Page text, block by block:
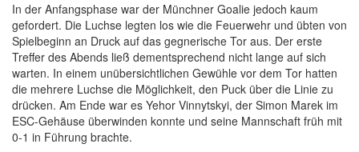
In der Anfangsphase war der Münchner Goalie jedoch kaum
gefordert. Die Luchse legten los wie die Feuerwehr und übten von
Spielbeginn an Druck auf das gegnerische Tor aus. Der erste
Treffer des Abends ließ dementsprechend nicht lange auf sich
warten. In einem unübersichtlichen Gewühle vor dem Tor hatten
die mehrere Luchse die Möglichkeit, den Puck über die Linie zu
drücken. Am Ende war es Yehor Vinnytskyi, der Simon Marek im
ESC-Gehäuse überwinden konnte und seine Mannschaft früh mit
0-1 in Führung brachte.